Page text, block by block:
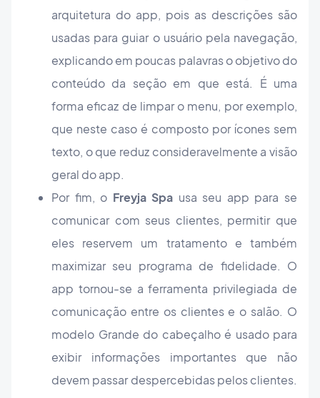
arquitetura do app, pois as descrições são
usadas para guiar o usuário pela navegação,
explicando em poucas palavras o objetivo do
conteúdo da seção em que está. É uma
forma eficaz de limpar o menu, por exemplo,
que neste caso é composto por ícones sem
texto, o que reduz consideravelmente a visão
geral do app.
Por fim, o Freyja Spa usa seu app para se
comunicar com seus clientes, permitir que
eles reservem um tratamento e também
maximizar seu programa de fidelidade. O
app tornou-se a ferramenta privilegiada de
comunicação entre os clientes e o salão. O
modelo Grande do cabeçalho é usado para
exibir informações importantes que não
devem passar despercebidas pelos clientes.